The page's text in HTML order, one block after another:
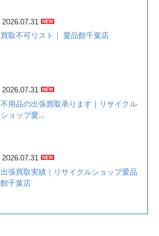
2026.07.31
買取不可リスト｜ 愛品館千葉店
2026.07.31
不用品の出張買取承ります｜リサイクル
ショップ愛...
2026.07.31
出張買取実績｜リサイクルショップ愛品
館千葉店